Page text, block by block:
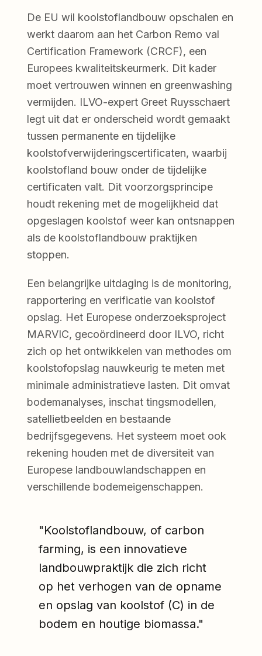
De EU wil koolstoflandbouw opschalen en
werkt daarom aan het Carbon Remo val
Certification Framework (CRCF), een
Europees kwaliteitskeurmerk. Dit kader
moet vertrouwen winnen en greenwashing
vermijden. ILVO-expert Greet Ruysschaert
legt uit dat er onderscheid wordt gemaakt
tussen permanente en tijdelijke
koolstofverwijderingscertificaten, waarbij
koolstofland bouw onder de tijdelijke
certificaten valt. Dit voorzorgsprincipe
houdt rekening met de mogelijkheid dat
opgeslagen koolstof weer kan ontsnappen
als de koolstoflandbouw praktijken
stoppen.
Een belangrijke uitdaging is de monitoring,
rapportering en verificatie van koolstof
opslag. Het Europese onderzoeksproject
MARVIC, gecoördineerd door ILVO, richt
zich op het ontwikkelen van methodes om
koolstofopslag nauwkeurig te meten met
minimale administratieve lasten. Dit omvat
bodemanalyses, inschat tingsmodellen,
satellietbeelden en bestaande
bedrijfsgegevens. Het systeem moet ook
rekening houden met de diversiteit van
Europese landbouwlandschappen en
verschillende bodemeigenschappen.
"Koolstoflandbouw, of carbon
farming, is een innovatieve
landbouwpraktijk die zich richt
op het verhogen van de opname
en opslag van koolstof (C) in de
bodem en houtige biomassa."